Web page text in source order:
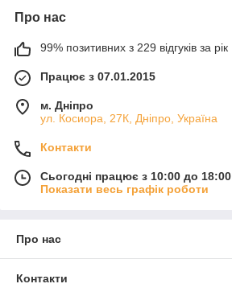
Про нас
99% позитивних з 229 відгуків за рік
Працює з 07.01.2015
м. Дніпро
ул. Косиора, 27К, Дніпро, Україна
Контакти
Сьогодні працює з 10:00 до 18:00
Показати весь графік роботи
Про нас
Контакти